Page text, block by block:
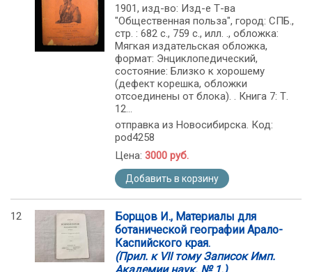
1901, изд-во: Изд-е Т-ва
"Общественная польза", город: СПБ.,
стр. : 682 с., 759 с., илл. ., обложка:
Мягкая издательская обложка,
формат: Энциклопедический,
состояние: Близко к хорошему
(дефект корешка, обложки
отсоединены от блока). . Книга 7: Т.
12...
отправка из Новосибирска. Код:
pod4258
Цена: 3000 руб.
Добавить в корзину
12
Борщов И., Материалы для
ботанической географии Арало-
Каспийского края.
(Прил. к VII тому Записок Имп.